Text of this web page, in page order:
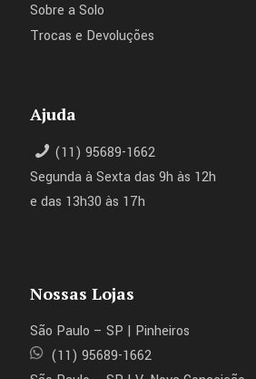
Sobre a Solo
Trocas e Devoluções
Ajuda
(11) 95689-1662
Segunda à Sexta das 9h às 12h
e das 13h30 às 17h
Nossas Lojas
São Paulo – SP | Pinheiros
(11) 95689-1662